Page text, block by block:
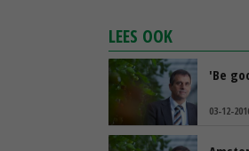
LEES OOK
'Be
03-12-